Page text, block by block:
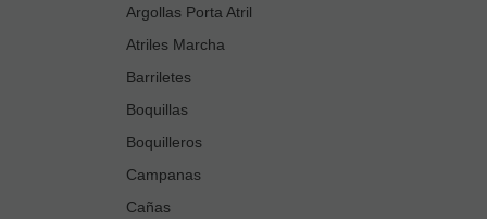
Argollas Porta Atril
Atriles Marcha
Barriletes
Boquillas
Boquilleros
Campanas
Cañas